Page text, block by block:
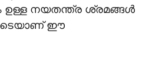
ഉള്ള നയതന്ത്ര ശ്രമങ്ങൾ
ഈ